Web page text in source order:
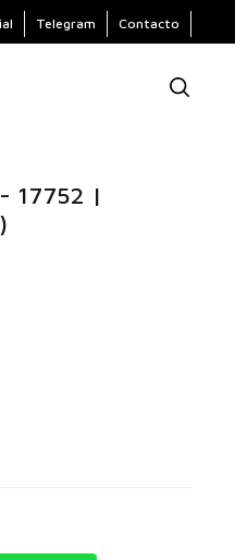
Telegram Contacto
17752 |